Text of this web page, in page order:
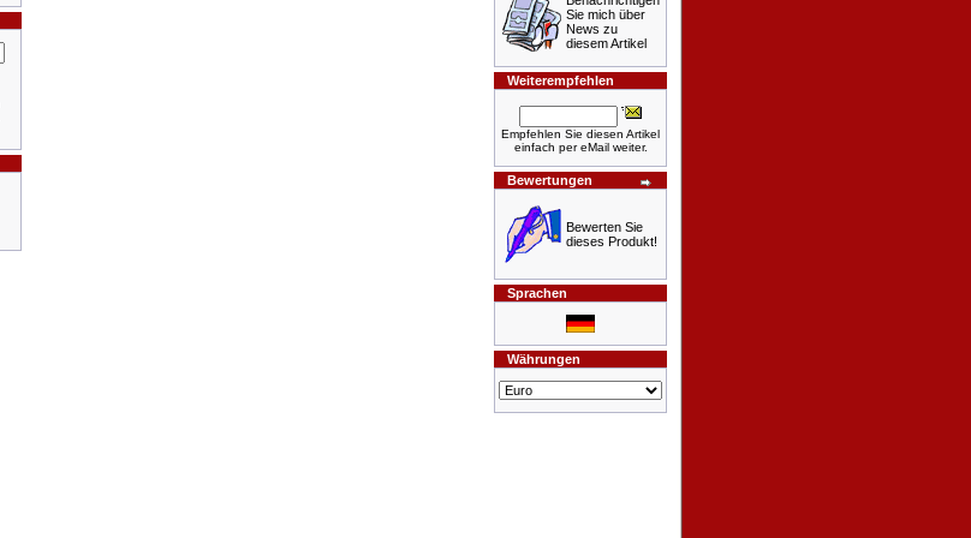
Sie mich über
News zu
diesem Artikel
Weiterempfehlen
Empfehlen Sie diesen Artikel
einfach per eMail weiter.
Bewertungen
Bewerten Sie
dieses Produkt!
Sprachen
Währungen